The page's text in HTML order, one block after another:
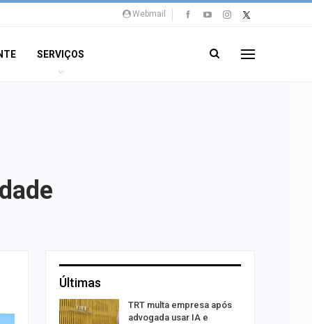
Webmail
SERVIÇOS
Últimas
TRT multa empresa após
advogada usar IA e